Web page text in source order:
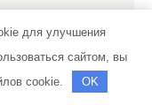
для улучшения
сайтом, вы
cookie.
OK